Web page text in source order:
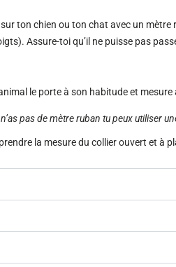
ton chien ou ton chat avec un mètre
Assure-toi qu’il ne puisse pas
le porte à son habitude et
pas de mètre ruban tu peux utiliser
la mesure du collier ouvert et à